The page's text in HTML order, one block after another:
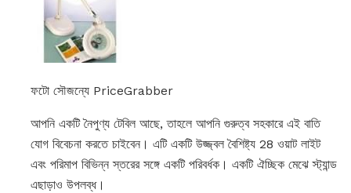
ফটো সৌজন্যে PriceGrabber
আপনি একটি নৈপুণ্য টেবিল আছে, তাহলে আপনি গুরুত্ব সহকারে এই বাতি
যোগ বিবেচনা করতে চাইবেন। এটি একটি উজ্জ্বল বৈশিষ্ট্য 28 ওয়াট লাইট
এবং পরিমাপ বিভিন্ন স্তরের সঙ্গে একটি পরিবর্ধক। একটি ঐচ্ছিক মেঝে স্ট্যান্ড
এছাড়াও উপলব্ধ।